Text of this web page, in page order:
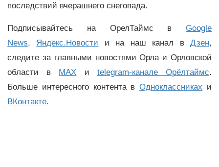
последствий вчерашнего снегопада.
Подписывайтесь на ОрелТаймс в Google
News, Яндекс.Новости и на наш канал вДзен,
следите за главными новостями Орла и Орловской
области в MAX и telegram-канале Орёлтаймс.
Больше интересного контента вОдноклассниках и
ВКонтакте.